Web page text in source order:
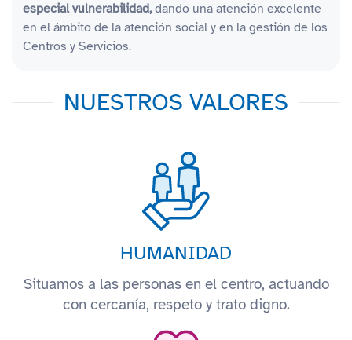
especial vulnerabilidad,dando una atención excelente
en el ámbito de la atención social y en la gestión de los
Centros y Servicios.
NUESTROS VALORES
HUMANIDAD
Situamos a las personas en el centro, actuando
con cercanía, respeto y trato digno.